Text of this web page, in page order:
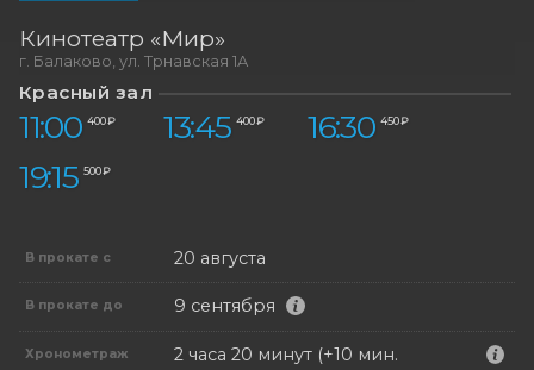
Кинотеатр «Мир»
г. Балаково, ул. Трнавская 1А
Красный зал
11:00 400 ₽ 13:45 400 ₽ 16:30 450 ₽
19:15 500 ₽
В прокате с 20 августа
В прокате до 9 сентября
Хронометраж
2 часа 20 минут (+10 мин.